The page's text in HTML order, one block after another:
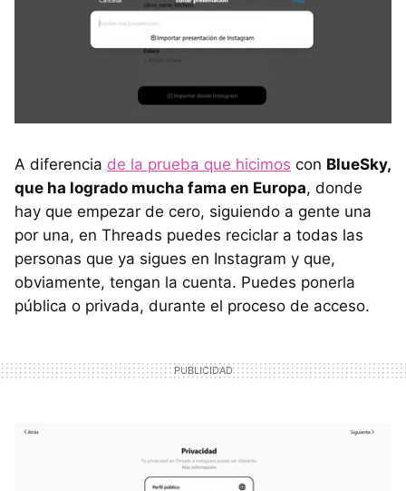
A diferencia de la prueba que hicimos con BlueSky,
que ha logrado mucha fama en Europa, donde
hay que empezar de cero, siguiendo a gente una
por una, en Threads puedes reciclar a todas las
personas que ya sigues en Instagram y que,
obviamente, tengan la cuenta. Puedes ponerla
pública o privada, durante el proceso de acceso.